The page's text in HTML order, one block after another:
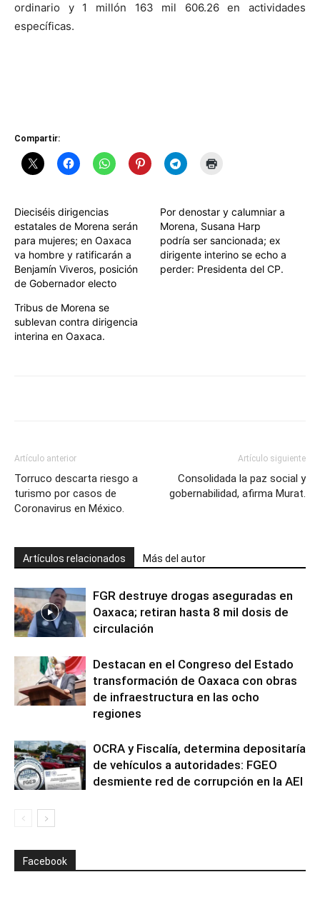
ordinario y 1 millón 163 mil 606.26 en actividades
específicas.
Compartir:
Dieciséis dirigencias
estatales de Morena serán
para mujeres; en Oaxaca
va hombre y ratificarán a
Benjamín Viveros, posición
de Gobernador electo
Por denostar y calumniar a
Morena, Susana Harp
podría ser sancionada; ex
dirigente interino se echo a
perder: Presidenta del CP.
Tribus de Morena se
sublevan contra dirigencia
interina en Oaxaca.
Artículo anterior
Torruco descarta riesgo a
turismo por casos de
Coronavirus en México.
Artículo siguiente
Consolidada la paz social y
gobernabilidad, afirma Murat.
Artículos relacionados Más del autor
FGR destruye drogas aseguradas en
Oaxaca; retiran hasta 8 mil dosis de
circulación
Destacan en el Congreso del Estado
transformación de Oaxaca con obras
de infraestructura en las ocho
regiones
OCRA y Fiscalía, determina depositaría
de vehículos a autoridades: FGEO
desmiente red de corrupción en la AEI
Facebook